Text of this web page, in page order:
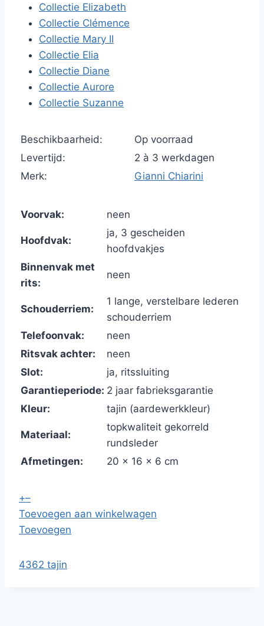
Collectie Elizabeth
Collectie Clémence
Collectie Mary II
Collectie Elia
Collectie Diane
Collectie Aurore
Collectie Suzanne
Beschikbaarheid:
Op voorraad
Levertijd:
2 à 3 werkdagen
Merk:
Gianni Chiarini
Voorvak: neen
Hoofdvak:
ja, 3 gescheiden
hoofdvakjes
Binnenvak met
rits:
neen
Schouderriem:
1 lange, verstelbare lederen
schouderriem
Telefoonvak:
neen
Ritsvak achter:
neen
Slot:
ja, ritssluiting
Garantieperiode: 2 jaar fabrieksgarantie
Kleur:
tajin (aardewerkkleur)
Materiaal:
topkwaliteit gekorreld
rundsleder
Afmetingen:
20 x 16 x 6 cm
+–
Toevoegen aan winkelwagen
Toevoegen
4362 tajin